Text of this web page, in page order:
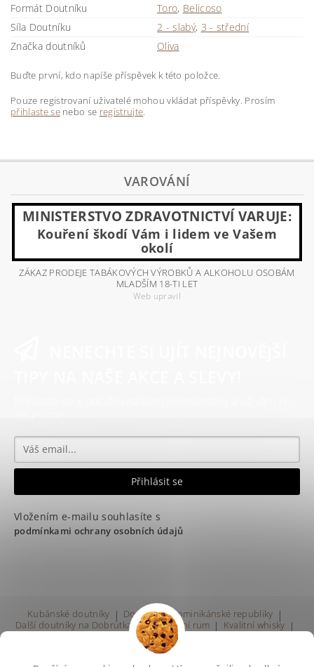
Formát Doutníku
Toro, Belicoso
Síla Doutníku
2 - slabý, 3 - střední
Značka doutníků
Oliva
Buďte první, kdo napíše příspěvek k této položce.
Pouze registrovaní uživatelé mohou vkládat příspěvky. Prosím
přihlaste senebo se registrujte
VAROVÁNÍ
MINISTERSTVO ZDRAVOTNICTVÍ VARUJE:
Kouření škodí Vám i lidem ve Vašem
okolí
ZÁKAZ PRODEJE TABÁKOVÝCH VÝROBKŮ A ALKOHOLU OSOBÁM
MLADŠÍM 18-TI LET
Web upravil
Vložením e-mailu souhlasíte s
podmínkami ochrany osobních údajů
Kubánské doutníky | Doutníky z Dominikánské republiky |
Další doutníky na Dobrutka.eu | Kvalitní rum | Kvalitní whisky |
Prodej rumu Praha